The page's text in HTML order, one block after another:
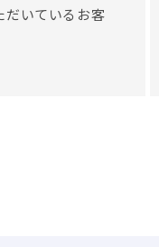
だいているお客